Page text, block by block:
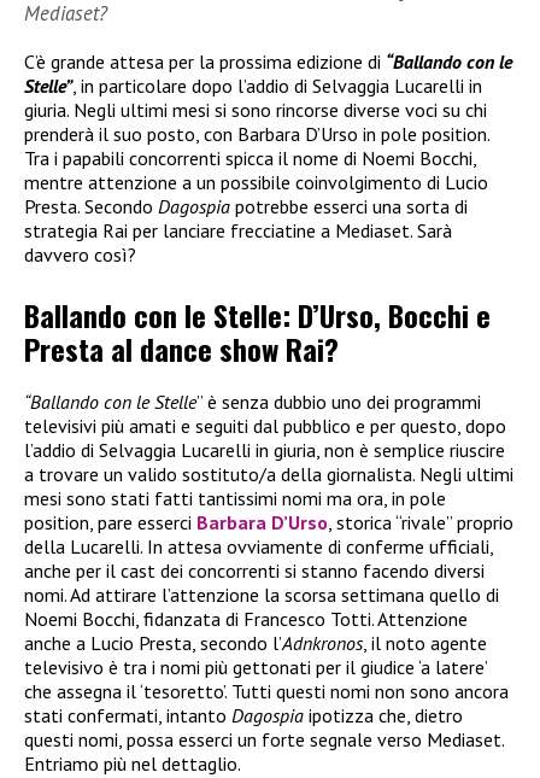
Mediaset?
C’è grande attesa per la prossima edizione di “Ballando con le
Stelle”, in particolare dopo l’addio di Selvaggia Lucarelli in
giuria. Negli ultimi mesi si sono rincorse diverse voci su chi
prenderà il suo posto, con Barbara D’Urso in pole position.
Tra i papabili concorrenti spicca il nome di Noemi Bocchi,
mentre attenzione a un possibile coinvolgimento di Lucio
Presta. Secondo Dagospia potrebbe esserci una sorta di
strategia Rai per lanciare frecciatine a Mediaset. Sarà
davvero così?
Ballando con le Stelle: D’Urso, Bocchi e
Presta al dance show Rai?
“Ballando con le Stelle” è senza dubbio uno dei programmi
televisivi più amati e seguiti dal pubblico e per questo, dopo
l’addio di Selvaggia Lucarelli in giuria, non è semplice riuscire
a trovare un valido sostituto/a della giornalista. Negli ultimi
mesi sono stati fatti tantissimi nomi ma ora, in pole
position, pare esserci Barbara D’Urso, storica “rivale” proprio
della Lucarelli. In attesa ovviamente di conferme ufficiali,
anche per il cast dei concorrenti si stanno facendo diversi
nomi. Ad attirare l’attenzione la scorsa settimana quello di
Noemi Bocchi, fidanzata di Francesco Totti. Attenzione
anche a Lucio Presta, secondo l’Adnkronos, il noto agente
televisivo è tra i nomi più gettonati per il giudice ‘a latere’
che assegna il ‘tesoretto’. Tutti questi nomi non sono ancora
stati confermati, intanto Dagospia ipotizza che, dietro
questi nomi, possa esserci un forte segnale verso Mediaset.
Entriamo più nel dettaglio.